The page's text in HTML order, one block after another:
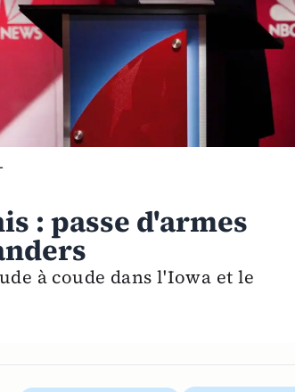
: passe d'armes
à coude dans l'Iowa et le